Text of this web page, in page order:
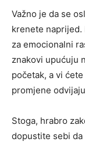
Važno je da se
krenete naprijed.
za emocionalni
znakovi upućuju
početak, a vi
promjene
Stoga, hrabro
dopustite sebi